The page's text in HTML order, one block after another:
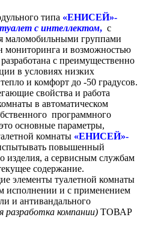
типа «ЕНИСЕЙ»-
туалет с интеллектом, с
маломобильными группами
мониторинга и возможностью
с преимущественно
в условиях низких
и комфорт до -50 градусов.
свойства и работа
в автоматическом
программного
основные параметры,
комнаты «ЕНИСЕЙ»-
повышенный
изделия, а сервисным службам
содержание.
элементы туалетной комнаты
исполнении и с применением
и антивандального
разработка компании) ТОВАР